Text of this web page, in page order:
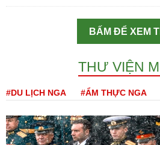
BẤM ĐỂ XEM
THƯ VIỆN
#DU LỊCH NGA #ẨM THỰC NGA